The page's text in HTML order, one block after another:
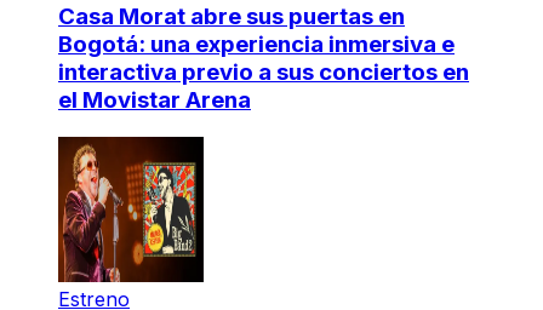
Casa Morat abre sus puertas en
Bogotá: una experiencia inmersiva e
interactiva previo a sus conciertos en
el Movistar Arena
Estreno